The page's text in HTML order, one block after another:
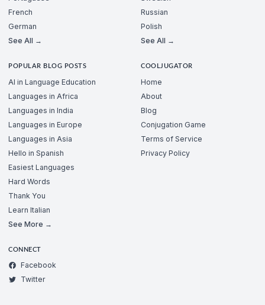
French
German
See All →
Russian
Polish
See All →
POPULAR BLOG POSTS
AI in Language Education
Languages in Africa
Languages in India
Languages in Europe
Languages in Asia
Hello in Spanish
Easiest Languages
Hard Words
Thank You
Learn Italian
See More →
COOLJUGATOR
Home
About
Blog
Conjugation Game
Terms of Service
Privacy Policy
CONNECT
Facebook
Twitter